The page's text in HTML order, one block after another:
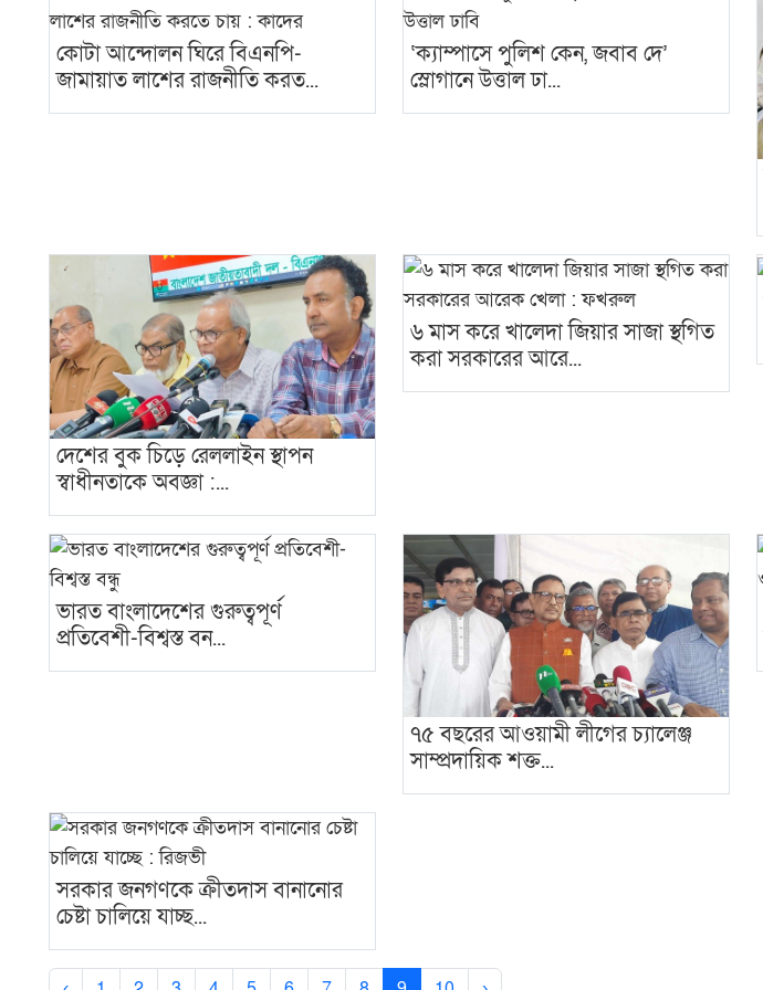
কোটা আন্দোলন ঘিরে বিএনপি-
জামায়াত লাশের রাজনীতি করত...
‘ক্যাম্পাসে পুলিশ কেন, জবাব দে’
স্লোগানে উত্তাল ঢা...
দেশের বুক চিড়ে রেললাইন স্থাপন
স্বাধীনতাকে অবজ্ঞা :...
৬ মাস করে খালেদা জিয়ার সাজা স্থগিত
করা সরকারের আরে...
ভারত বাংলাদেশের গুরুত্বপূর্ণ
প্রতিবেশী-বিশ্বস্ত বন...
৭৫ বছরের আওয়ামী লীগের চ্যালেঞ্জ
সাম্প্রদায়িক শক্ত...
সরকার জনগণকে ক্রীতদাস বানানোর
চেষ্টা চালিয়ে যাচ্ছ...